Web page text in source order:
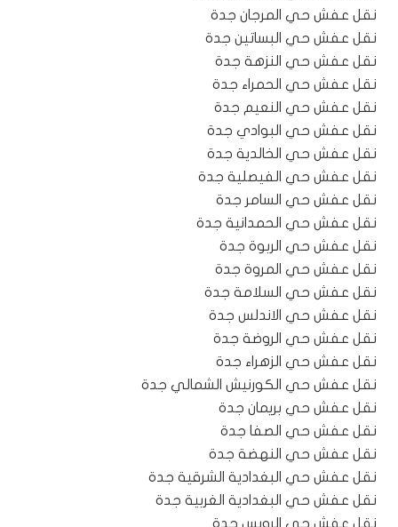
نقل عفش حي المرجان جدة
نقل عفش حي البساتين جدة
نقل عفش حي النزهة جدة
نقل عفش حي الحمراء جدة
نقل عفش حي النعيم جدة
نقل عفش حي البوادي جدة
نقل عفش حي الخالدية جدة
نقل عفش حي الفيصلية جدة
نقل عفش حي السامر جدة
نقل عفش حي الحمدانية جدة
نقل عفش حي الربوة جدة
نقل عفش حي المروة جدة
نقل عفش حي السلامة جدة
نقل عفش حي الاندلس جدة
نقل عفش حي الروضة جدة
نقل عفش حي الزهراء جدة
نقل عفش حي الكورنيش الشمالي جدة
نقل عفش حي بريمان جدة
نقل عفش حي الصفا جدة
نقل عفش حي النهضة جدة
نقل عفش حي البغدادية الشرقية جدة
نقل عفش حي البغدادية الغربية جدة
نقل عفش حي الرويس جدة